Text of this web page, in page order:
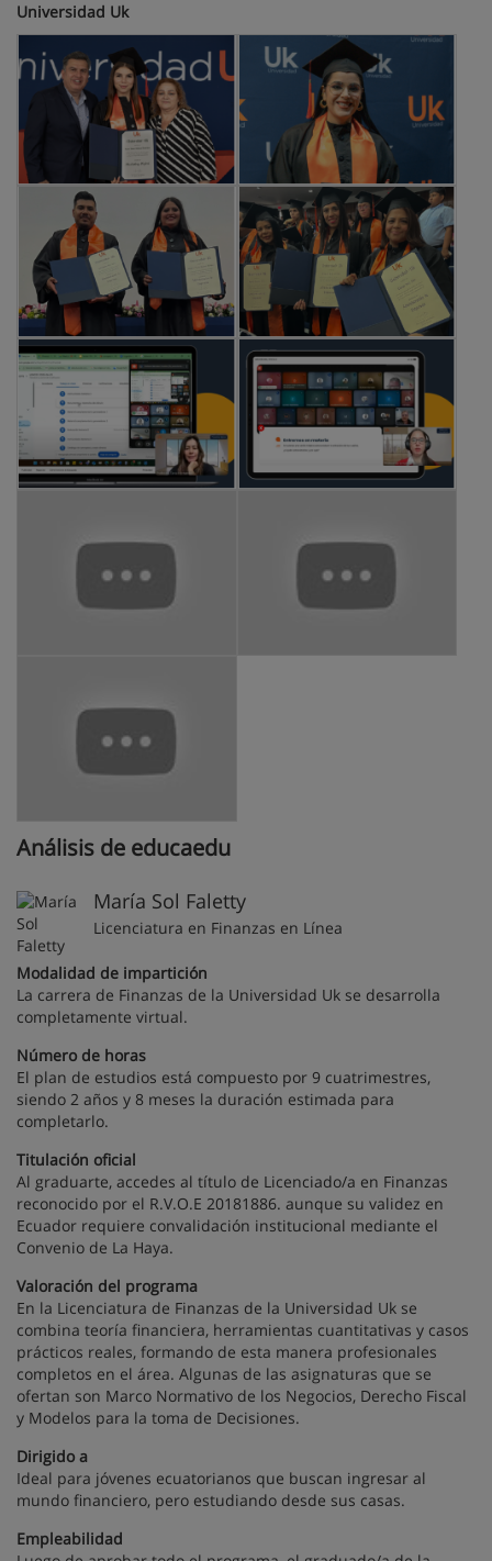
Universidad Uk
Análisis de educaedu
María Sol Faletty
Licenciatura en Finanzas en Línea
Modalidad de impartición
La carrera de Finanzas de la Universidad Uk se desarrolla
completamente virtual.
Número de horas
El plan de estudios está compuesto por 9 cuatrimestres,
siendo 2 años y 8 meses la duración estimada para
completarlo.
Titulación oficial
Al graduarte, accedes al título de Licenciado/a en Finanzas
reconocido por el R.V.O.E 20181886. aunque su validez en
Ecuador requiere convalidación institucional mediante el
Convenio de La Haya.
Valoración del programa
En la Licenciatura de Finanzas de la Universidad Uk se
combina teoría financiera, herramientas cuantitativas y casos
prácticos reales, formando de esta manera profesionales
completos en el área. Algunas de las asignaturas que se
ofertan son Marco Normativo de los Negocios, Derecho Fiscal
y Modelos para la toma de Decisiones.
Dirigido a
Ideal para jóvenes ecuatorianos que buscan ingresar al
mundo financiero, pero estudiando desde sus casas.
Empleabilidad